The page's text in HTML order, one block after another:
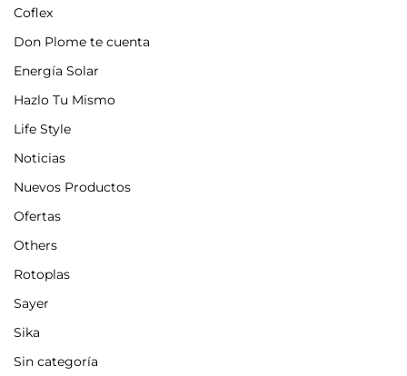
Coflex
Don Plome te cuenta
Energía Solar
Hazlo Tu Mismo
Life Style
Noticias
Nuevos Productos
Ofertas
Others
Rotoplas
Sayer
Sika
Sin categoría